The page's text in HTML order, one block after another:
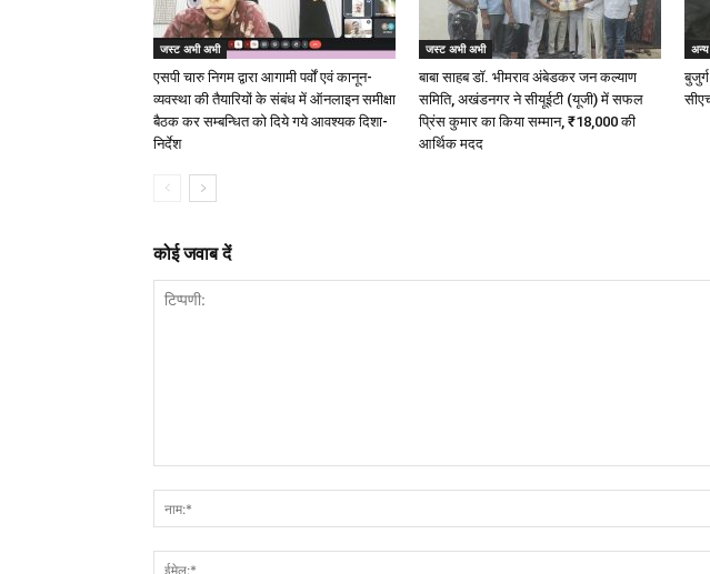
जस्ट अभी अभी
एसपी चारु निगम द्वारा आगामी पर्वों एवं कानून-
व्यवस्था की तैयारियों के संबंध में ऑनलाइन समीक्षा
बैठक कर सम्बन्धित को दिये गये आवश्यक दिशा-
निर्देश
जस्ट अभी अभी
बाबा साहब डॉ. भीमराव अंबेडकर जन कल्याण
समिति, अखंडनगर ने सीयूईटी (यूजी) में सफल
प्रिंस कुमार का किया सम्मान, ₹18,000 की
आर्थिक मदद
कोई जवाब दें